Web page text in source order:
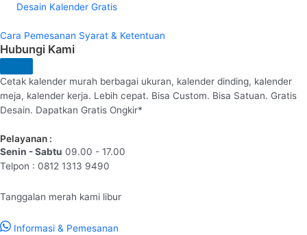
Desain Kalender Gratis
Cara Pemesanan Syarat & Ketentuan
Hubungi Kami
Cetak kalender murah berbagai ukuran, kalender dinding, kalender
meja, kalender kerja. Lebih cepat. Bisa Custom. Bisa Satuan. Gratis
Desain. Dapatkan Gratis Ongkir*
Pelayanan :
Senin - Sabtu 09.00 - 17.00
Telpon : 0812 1313 9490
Tanggalan merah kami libur
Informasi & Pemesanan